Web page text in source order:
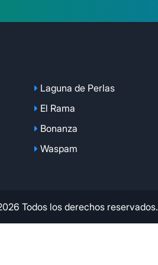
Laguna de Perlas
El Rama
Bonanza
Waspam
Todos los derechos reservados.